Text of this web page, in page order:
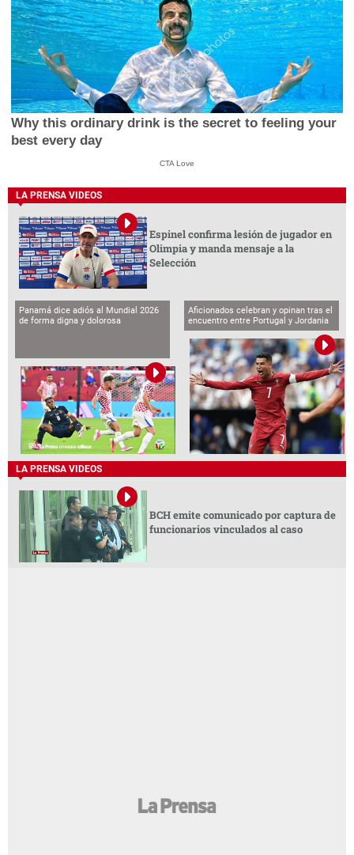
Why this ordinary drink is the secret to feeling your
best every day
CTA Love
LA PRENSA VIDEOS
Espinel confirma lesión de jugador en
Olimpia y manda mensaje a la
Selección
Panamá dice adiós al Mundial 2026
de forma digna y dolorosa
Aficionados celebran y opinan tras el
encuentro entre Portugal y Jordania
LA PRENSA VIDEOS
BCH emite comunicado por captura de
funcionarios vinculados al caso